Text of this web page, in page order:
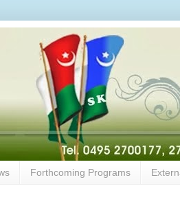
Forthcoming Programs